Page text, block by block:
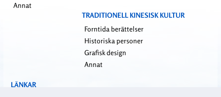
Annat
TRADITIONELL KINESISK KULTUR
Forntida berättelser
Historiska personer
Grafisk design
Annat
LÄNKAR